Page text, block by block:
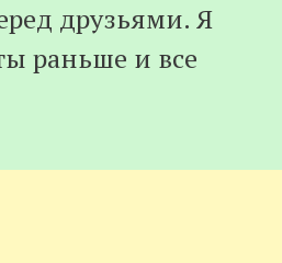
друзьями. Я
раньше и все